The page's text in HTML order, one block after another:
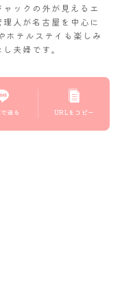
ックの外が見えるエ
人が名古屋を中心に
ホテルステイも楽しみ
夫婦です。
送る URLをコピー